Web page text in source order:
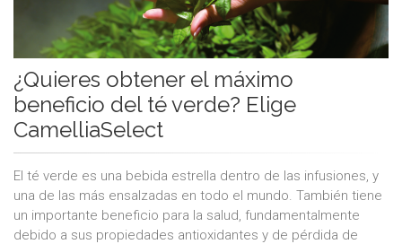
¿Quieres obtener el máximo
beneficio del té verde? Elige
CamelliaSelect
El té verde es una bebida estrella dentro de las infusiones, y
una de las más ensalzadas en todo el mundo. También tiene
un importante beneficio para la salud, fundamentalmente
debido a sus propiedades antioxidantes y de pérdida de